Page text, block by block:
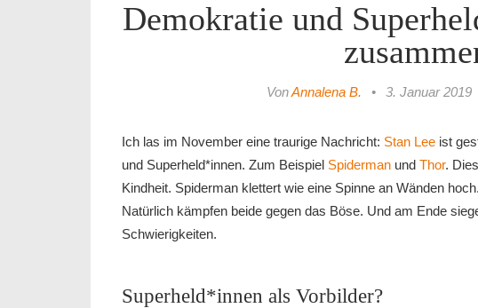
Demokratie und
VonAnnalena B. • 3. Januar 2019
Ich las im November eine traurige Nachricht: Stan Lee ist
und Superheld*innen. Zum Beispiel Spiderman und Thor.
Kindheit. Spiderman klettert wie eine Spinne an Wänden
Natürlich kämpfen beide gegen das Böse. Und am Ende
Schwierigkeiten.
Superheld*innen als Vorbilder?